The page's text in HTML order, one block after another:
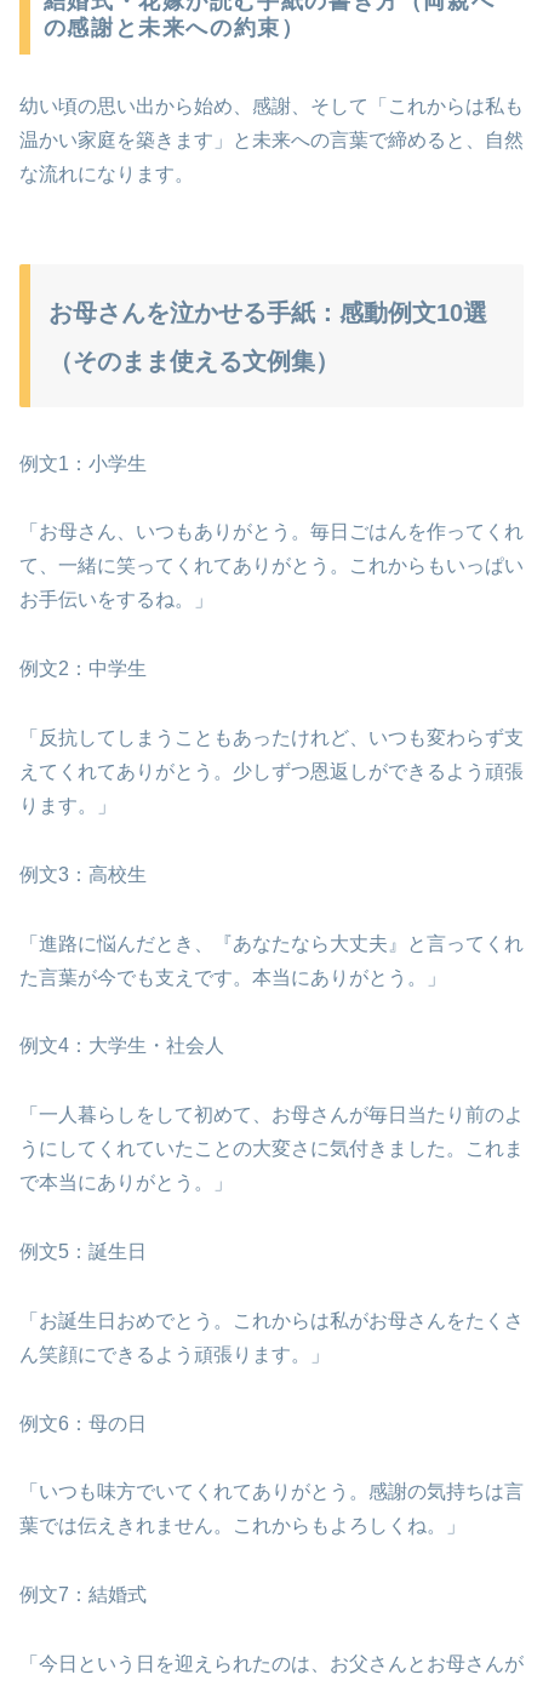
の感謝と未来への約束）
幼い頃の思い出から始め、感謝、そして「これからは私も
温かい家庭を築きます」と未来への言葉で締めると、自然
な流れになります。
お母さんを泣かせる手紙：感動例文10選
（そのまま使える文例集）
例文1：小学生
「お母さん、いつもありがとう。毎日ごはんを作ってくれ
て、一緒に笑ってくれてありがとう。これからもいっぱい
お手伝いをするね。」
例文2：中学生
「反抗してしまうこともあったけれど、いつも変わらず支
えてくれてありがとう。少しずつ恩返しができるよう頑張
ります。」
例文3：高校生
「進路に悩んだとき、『あなたなら大丈夫』と言ってくれ
た言葉が今でも支えです。本当にありがとう。」
例文4：大学生・社会人
「一人暮らしをして初めて、お母さんが毎日当たり前のよ
うにしてくれていたことの大変さに気付きました。これま
で本当にありがとう。」
例文5：誕生日
「お誕生日おめでとう。これからは私がお母さんをたくさ
ん笑顔にできるよう頑張ります。」
例文6：母の日
「いつも味方でいてくれてありがとう。感謝の気持ちは言
葉では伝えきれません。これからもよろしくね。」
例文7：結婚式
「今日という日を迎えられたのは、お父さんとお母さんが